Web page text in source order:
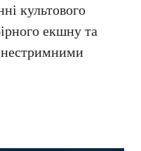
культового
екшну та
нестримними